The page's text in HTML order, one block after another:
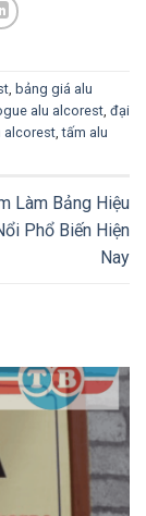
bảng giá alu
alu alcorest đại
alcorest ,tấm alu
Làm Bảng Hiệu
Phổ Biến Hiện
Nay